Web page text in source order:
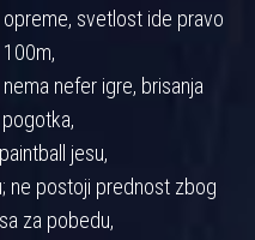
svetlost ide pravo
nefer igre, brisanja
jesu,
ne postoji prednost zbog
za pobedu,